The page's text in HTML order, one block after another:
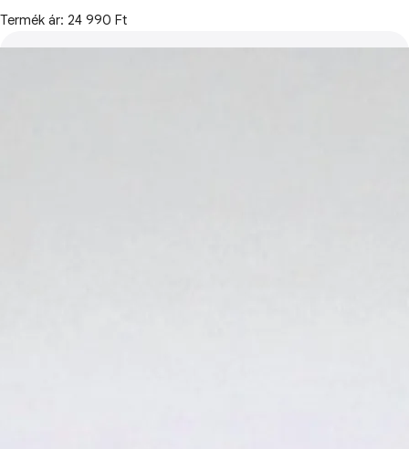
Termék ár: 24 990 Ft